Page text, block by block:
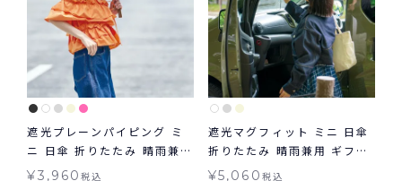
遮光プレーンパイピング ミ
ニ 日傘 折りたたみ 晴雨兼用
ギフト対象 Wpc.
¥3,960税込
遮光マグフィット ミニ 日傘
折りたたみ 晴雨兼用 ギフト
対象 送料無料 Wpc.
¥5,060 税込